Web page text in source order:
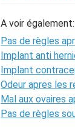
A voir également:
Pas de règles
Implant anti
Implant
Odeur apres les
Mal aux ovaires
Pas de règles